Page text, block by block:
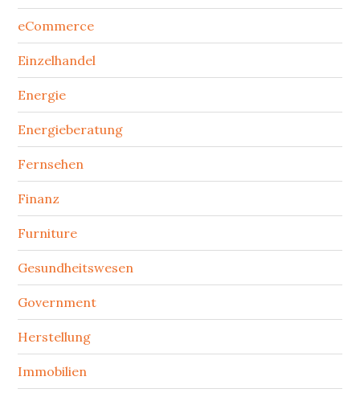
eCommerce
Einzelhandel
Energie
Energieberatung
Fernsehen
Finanz
Furniture
Gesundheitswesen
Government
Herstellung
Immobilien